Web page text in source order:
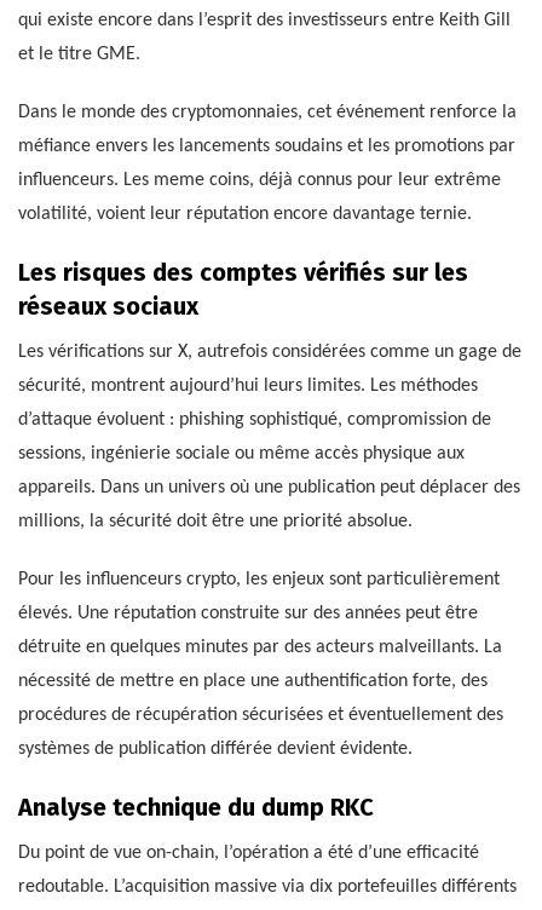
qui existe encore dans l’esprit des investisseurs entre Keith Gill
et le titre GME.
Dans le monde des cryptomonnaies, cet événement renforce la
méfiance envers les lancements soudains et les promotions par
influenceurs. Les meme coins, déjà connus pour leur extrême
volatilité, voient leur réputation encore davantage ternie.
Les risques des comptes vérifiés sur les
réseaux sociaux
Les vérifications sur X, autrefois considérées comme un gage de
sécurité, montrent aujourd’hui leurs limites. Les méthodes
d’attaque évoluent : phishing sophistiqué, compromission de
sessions, ingénierie sociale ou même accès physique aux
appareils. Dans un univers où une publication peut déplacer des
millions, la sécurité doit être une priorité absolue.
Pour les influenceurs crypto, les enjeux sont particulièrement
élevés. Une réputation construite sur des années peut être
détruite en quelques minutes par des acteurs malveillants. La
nécessité de mettre en place une authentification forte, des
procédures de récupération sécurisées et éventuellement des
systèmes de publication différée devient évidente.
Analyse technique du dump RKC
Du point de vue on-chain, l’opération a été d’une efficacité
redoutable. L’acquisition massive via dix portefeuilles différents